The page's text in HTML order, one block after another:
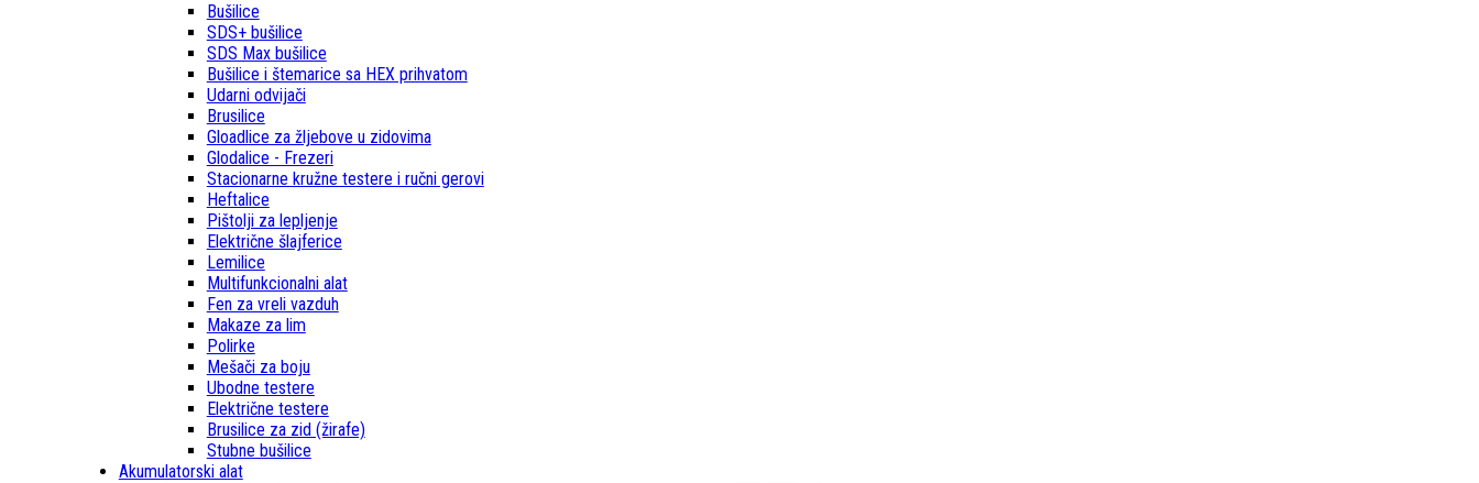
Bušilice
SDS+ bušilice
SDS Max bušilice
Bušilice i štemarice sa HEX prihvatom
Udarni odvijači
Brusilice
Gloadlice za žljebove u zidovima
Glodalice - Frezeri
Stacionarne kružne testere i ručni gerovi
Heftalice
Pištolji za lepljenje
Električne šlajferice
Lemilice
Multifunkcionalni alat
Fen za vreli vazduh
Makaze za lim
Polirke
Mešači za boju
Ubodne testere
Električne testere
Brusilice za zid (žirafe)
Stubne bušilice
Akumulatorski alat